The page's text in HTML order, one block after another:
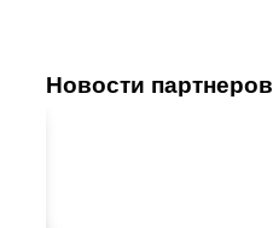
Новости партнеров